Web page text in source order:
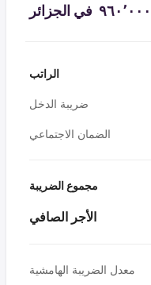
الراتب
ضريبة الدخل
الضمان الاجتماعي
مجموع الضريبة
الأجر الصافي
معدل الضريبة الهامشية